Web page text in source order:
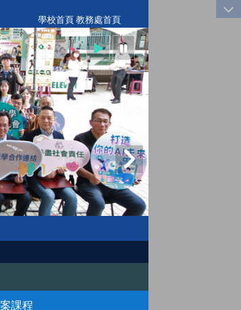
學校首頁|教務處首頁
課程